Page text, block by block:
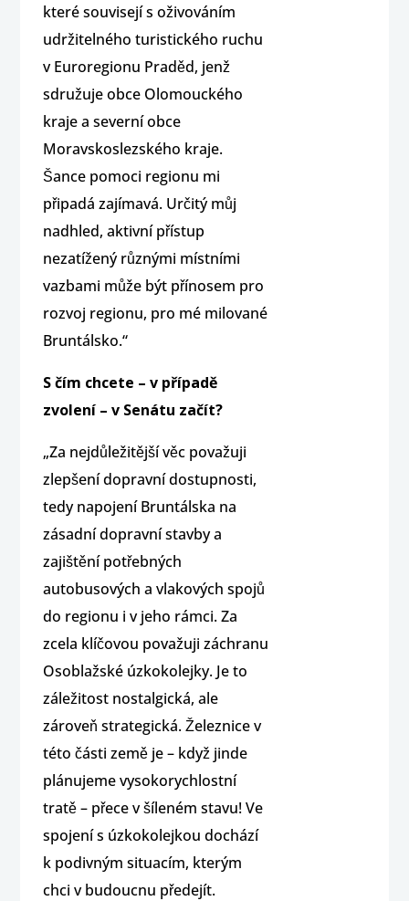
které souvisejí s oživováním
udržitelného turistického ruchu
v Euroregionu Praděd, jenž
sdružuje obce Olomouckého
kraje a severní obce
Moravskoslezského kraje.
Šance pomoci regionu mi
připadá zajímavá. Určitý můj
nadhled, aktivní přístup
nezatížený různými místními
vazbami může být přínosem pro
rozvoj regionu, pro mé milované
Bruntálsko.“
S čím chcete – v případě
zvolení – v Senátu začít?
„Za nejdůležitější věc považuji
zlepšení dopravní dostupnosti,
tedy napojení Bruntálska na
zásadní dopravní stavby a
zajištění potřebných
autobusových a vlakových spojů
do regionu i v jeho rámci. Za
zcela klíčovou považuji záchranu
Osoblažské úzkokolejky. Je to
záležitost nostalgická, ale
zároveň strategická. Železnice v
této části země je – když jinde
plánujeme vysokorychlostní
tratě – přece v šíleném stavu! Ve
spojení s úzkokolejkou dochází
k podivným situacím, kterým
chci v budoucnu předejít.